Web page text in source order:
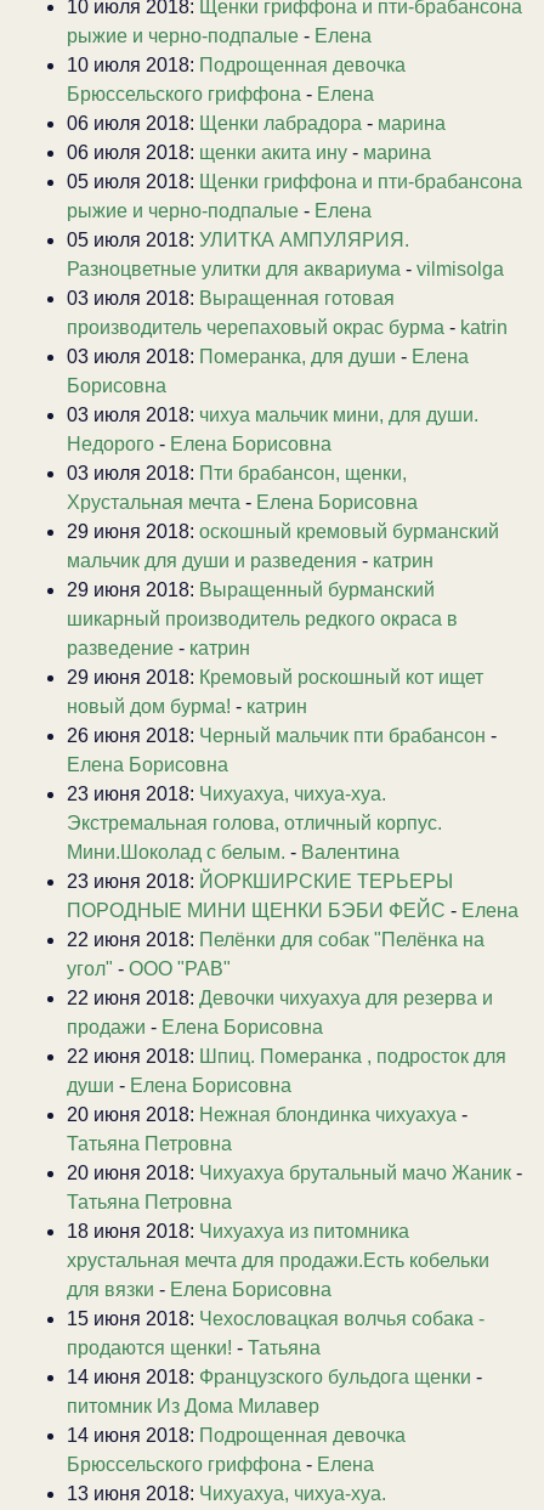
10 июля 2018: Щенки гриффона и пти-брабансона
рыжие и черно-подпалые - Елена
10 июля 2018: Подрощенная девочка
Брюссельского гриффона - Елена
06 июля 2018: Щенки лабрадора - марина
06 июля 2018: щенки акита ину - марина
05 июля 2018: Щенки гриффона и пти-брабансона
рыжие и черно-подпалые - Елена
05 июля 2018: УЛИТКА АМПУЛЯРИЯ.
Разноцветные улитки для аквариума - vilmisolga
03 июля 2018: Выращенная готовая
производитель черепаховый окрас бурма - katrin
03 июля 2018: Померанка, для души - Елена
Борисовна
03 июля 2018: чихуа мальчик мини, для души.
Недорого - Елена Борисовна
03 июля 2018: Пти брабансон, щенки,
Хрустальная мечта - Елена Борисовна
29 июня 2018: оскошный кремовый бурманский
мальчик для души и разведения - катрин
29 июня 2018: Выращенный бурманский
шикарный производитель редкого окраса в
разведение - катрин
29 июня 2018: Кремовый роскошный кот ищет
новый дом бурма! - катрин
26 июня 2018: Черный мальчик пти брабансон -
Елена Борисовна
23 июня 2018: Чихуахуа, чихуа-хуа.
Экстремальная голова, отличный корпус.
Мини.Шоколад с белым. - Валентина
23 июня 2018: ЙОРКШИРСКИЕ ТЕРЬЕРЫ
ПОРОДНЫЕ МИНИ ЩЕНКИ БЭБИ ФЕЙС - Елена
22 июня 2018: Пелёнки для собак "Пелёнка на
угол" - ООО "РАВ"
22 июня 2018: Девочки чихуахуа для резерва и
продажи - Елена Борисовна
22 июня 2018: Шпиц. Померанка , подросток для
души - Елена Борисовна
20 июня 2018: Нежная блондинка чихуахуа -
Татьяна Петровна
20 июня 2018: Чихуахуа брутальный мачо Жаник -
Татьяна Петровна
18 июня 2018: Чихуахуа из питомника
хрустальная мечта для продажи.Есть кобельки
для вязки - Елена Борисовна
15 июня 2018: Чехословацкая волчья собака -
продаются щенки! - Татьяна
14 июня 2018: Французского бульдога щенки -
питомник Из Дома Милавер
14 июня 2018: Подрощенная девочка
Брюссельского гриффона - Елена
13 июня 2018: Чихуахуа, чихуа-хуа.